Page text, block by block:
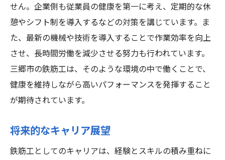
せん。企業側も従業員の健康を第一に考え、定期的な休
憩やシフト制を導入するなどの対策を講じています。ま
た、最新の機械や技術を導入することで作業効率を向上
させ、長時間労働を減少させる努力も行われています。
三郷市の鉄筋工は、そのような環境の中で働くことで、
健康を維持しながら高いパフォーマンスを発揮すること
が期待されています。
将来的なキャリア展望
鉄筋工としてのキャリアは、経験とスキルの積み重ねに